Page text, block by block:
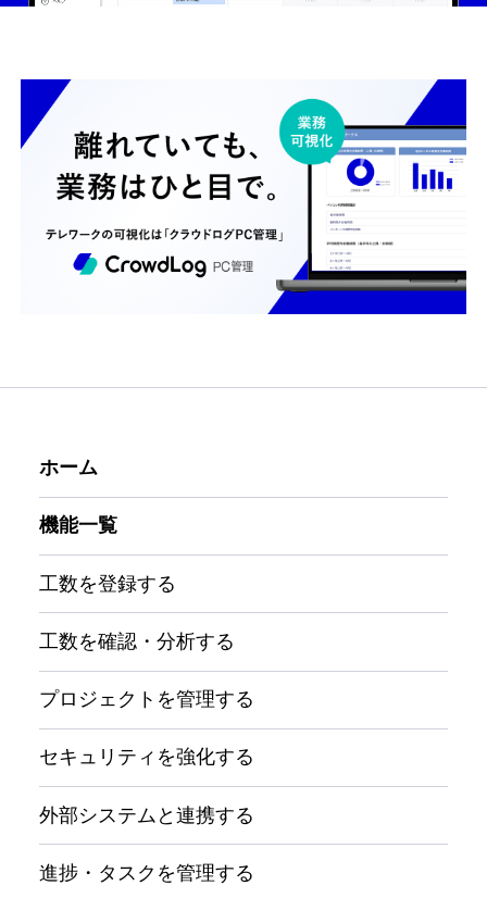
ホーム
機能一覧
工数を登録する
工数を確認・分析する
プロジェクトを管理する
セキュリティを強化する
外部システムと連携する
進捗・タスクを管理する